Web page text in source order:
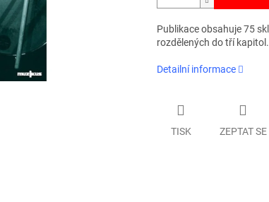
Publikace obsahuje 75
rozdělených do tří kapitol.
Detailní informace
TISK ZEPTAT SE